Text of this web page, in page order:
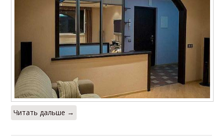
Читать дальше →